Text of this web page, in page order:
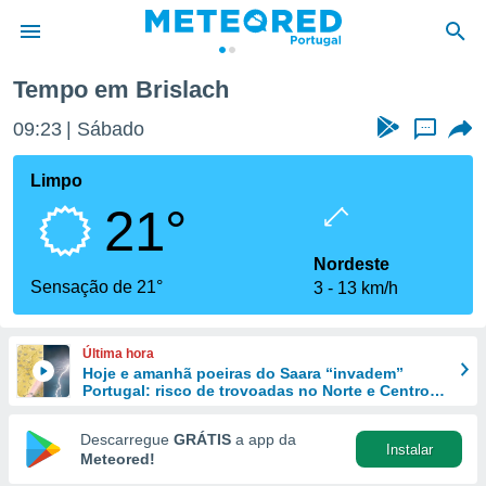
da
foi
fornecidas
a este
das
e
forma
digital
Tempo em Brislach
09:23 Sábado ...
Limpo
21°
Sensação de 21°
Nordeste
3
13 km/h
Última hora
Hoje e amanhã poeiras do Saara “invadem”
Portugal: risco de trovoadas no Norte e Centro
Descarregue GRÁTIS a app da
Meteored!
Instalar